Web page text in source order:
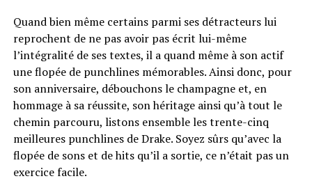
Quand bien même certains parmi ses détracteurs lui
reprochent de ne pas avoir pas écrit lui-même
l’intégralité de ses textes, il a quand même à son actif
une flopée de punchlines mémorables. Ainsi donc, pour
son anniversaire, débouchons le champagne et, en
hommage à sa réussite, son héritage ainsi qu’à tout le
chemin parcouru, listons ensemble les trente-cinq
meilleures punchlines de Drake. Soyez sûrs qu’avec la
flopée de sons et de hits qu’il a sortie, ce n’était pas un
exercice facile.